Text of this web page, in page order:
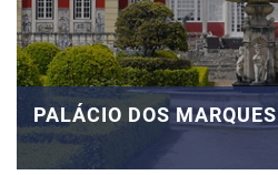
PALÁCIO DOS